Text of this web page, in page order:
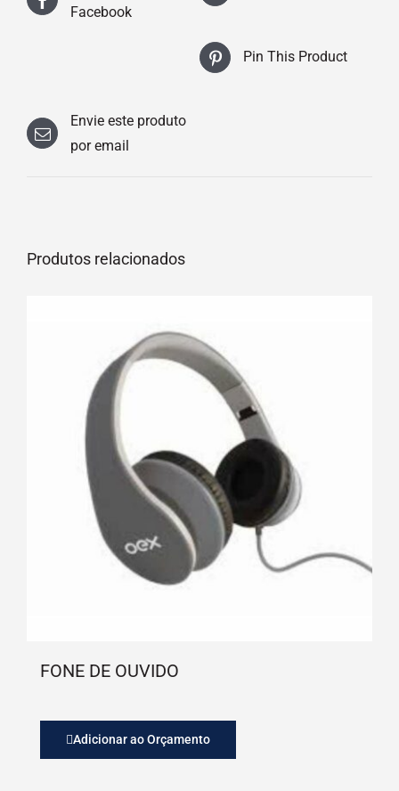
Facebook
Pin This Product
Envie este produto
por email
Produtos relacionados
FONE DE OUVIDO
Adicionar ao Orçamento